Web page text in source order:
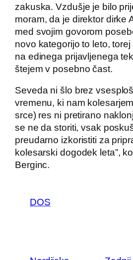
zakuska. Vzdušje je bilo
moram, da je direktor dirke
med svojim govorom
novo kategorijo to leto,
na edinega prijavljenega
štejem v posebno čast.
Seveda ni šlo brez
vremenu, ki nam
srce) res ni pretirano
se ne da storiti, vsak
preudarno izkoristiti za
kolesarski dogodek leta”,
Berginc.
DOS